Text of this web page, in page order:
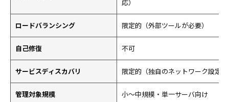
応）
ロードバランシング 限定的（外部ツールが必要）
自己修復 不可
サービスディスカバリ 限定的（独自のネットワーク設定
管理対象規模 小〜中規模・単一サーバ向け